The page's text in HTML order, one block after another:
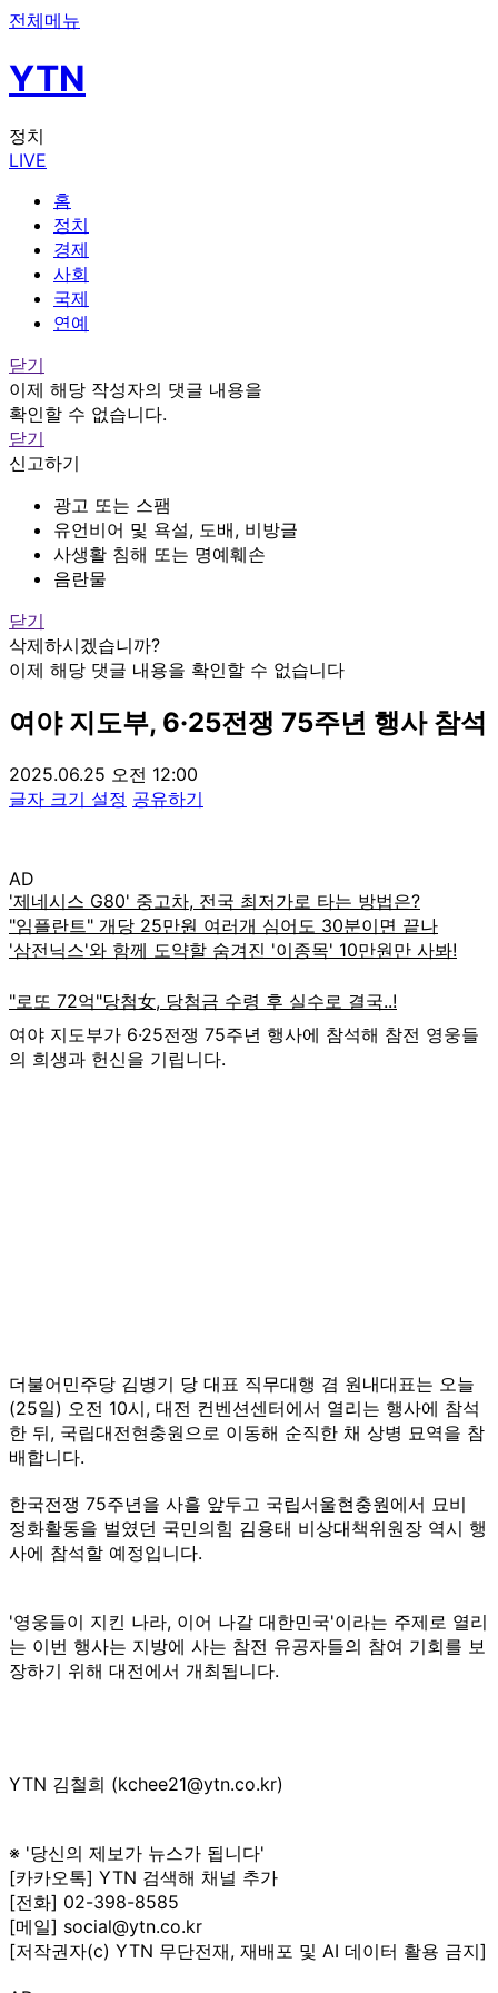
전체메뉴
YTN
정치
LIVE
홈
정치
경제
사회
국제
연예
닫기
이제 해당 작성자의 댓글 내용을
확인할 수 없습니다.
닫기
신고하기
광고 또는 스팸
유언비어 및 욕설, 도배, 비방글
사생활 침해 또는 명예훼손
음란물
닫기
삭제하시겠습니까?
이제 해당 댓글 내용을 확인할 수 없습니다
여야 지도부, 6·25전쟁 75주년 행사 참석
2025.06.25 오전 12:00
글자 크기 설정 공유하기
AD
여야 지도부가 6·25전쟁 75주년 행사에 참석해 참전 영웅들
의 희생과 헌신을 기립니다.
더불어민주당 김병기 당 대표 직무대행 겸 원내대표는 오늘
(25일) 오전 10시, 대전 컨벤션센터에서 열리는 행사에 참석
한 뒤, 국립대전현충원으로 이동해 순직한 채 상병 묘역을 참
배합니다.
한국전쟁 75주년을 사흘 앞두고 국립서울현충원에서 묘비
정화활동을 벌였던 국민의힘 김용태 비상대책위원장 역시 행
사에 참석할 예정입니다.
'영웅들이 지킨 나라, 이어 나갈 대한민국'이라는 주제로 열리
는 이번 행사는 지방에 사는 참전 유공자들의 참여 기회를 보
장하기 위해 대전에서 개최됩니다.
YTN 김철희 (kchee21@ytn.co.kr)
※ '당신의 제보가 뉴스가 됩니다'
[카카오톡] YTN 검색해 채널 추가
[전화] 02-398-8585
[메일] social@ytn.co.kr
[저작권자(c) YTN 무단전재, 재배포 및 AI 데이터 활용 금지]